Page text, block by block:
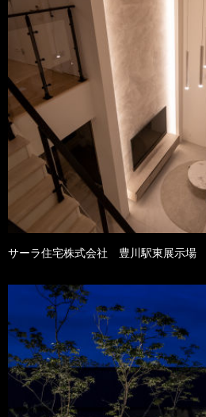
サーラ住宅株式会社 豊川駅東展示場